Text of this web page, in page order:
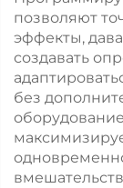
позволяют
эффекты,
создавать
без